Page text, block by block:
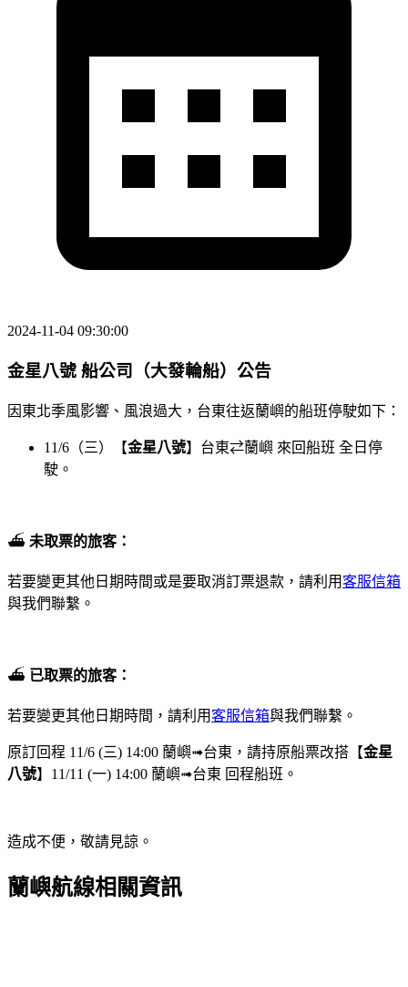
2024-11-04 09:30:00
金星八號 船公司（大發輪船）公告
因東北季風影響、風浪過大，台東往返蘭嶼的船班停駛如下：
11/6（三）【金星八號】台東⇄蘭嶼 來回船班 全日停
駛。
⛴︎ 未取票的旅客：
若要變更其他日期時間或是要取消訂票退款，請利用客服信箱
與我們聯繫。
⛴︎ 已取票的旅客：
若要變更其他日期時間，請利用客服信箱與我們聯繫。
原訂回程 11/6 (三) 14:00 蘭嶼➟台東，請持原船票改搭【金星
八號】11/11 (一) 14:00 蘭嶼➟台東 回程船班。
造成不便，敬請見諒。
蘭嶼航線相關資訊